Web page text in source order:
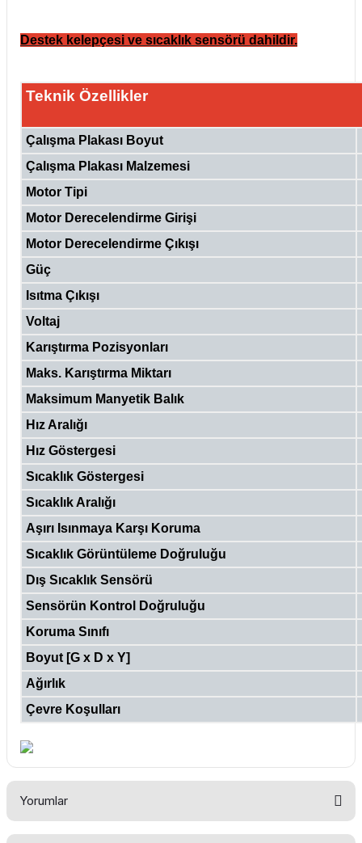
Destek kelepçesi ve sıcaklık sensörü dahildir.
Teknik Özellikler
Çalışma Plakası Boyut
Çalışma Plakası Malzemesi
Motor Tipi
Motor Derecelendirme Girişi
Motor Derecelendirme Çıkışı
Güç
Isıtma Çıkışı
Voltaj
Karıştırma Pozisyonları
Maks. Karıştırma Miktarı
Maksimum Manyetik Balık
Hız Aralığı
Hız Göstergesi
Sıcaklık Göstergesi
Sıcaklık Aralığı
Aşırı Isınmaya Karşı Koruma
Sıcaklık Görüntüleme Doğruluğu
Dış Sıcaklık Sensörü
Sensörün Kontrol Doğruluğu
Koruma Sınıfı
Boyut [G x D x Y]
Ağırlık
Çevre Koşulları
Yorumlar